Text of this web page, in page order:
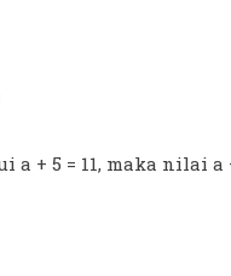
a + 5 = 11, maka nilai a